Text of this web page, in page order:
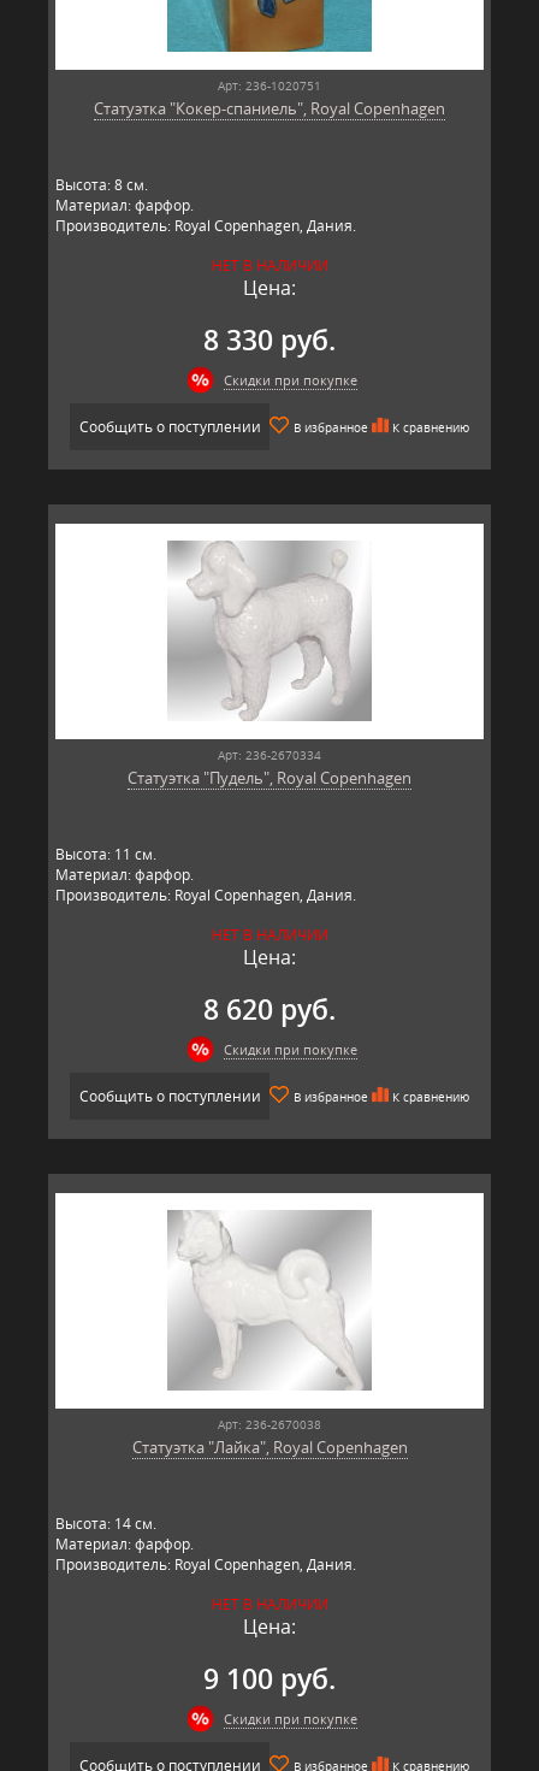
Арт: 236-1020751
Статуэтка "Кокер-спаниель", Royal Copenhagen
​Высота: 8​ см.
Материал: фарфор.
Производитель: Royal Copenhagen, Дания.
НЕТ В НАЛИЧИИ
Цена:
8 330 руб.
Скидки при покупке
Сообщить о поступлении В избранное К сравнению
Арт: 236-2670334
Статуэтка "Пудель", Royal Copenhagen
​Высота: 11​ см.
Материал: фарфор.
Производитель: Royal Copenhagen, Дания.
НЕТ В НАЛИЧИИ
Цена:
8 620 руб.
Скидки при покупке
Сообщить о поступлении В избранное К сравнению
Арт: 236-2670038
Статуэтка "Лайка", Royal Copenhagen
​Высота: 14​ см.
Материал: фарфор.
Производитель: Royal Copenhagen, Дания.
НЕТ В НАЛИЧИИ
Цена:
9 100 руб.
Скидки при покупке
Сообщить о поступлении В избранное К сравнению